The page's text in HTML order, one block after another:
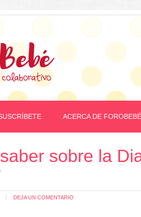
ACERCA DE FOROBEBÉ
sobre la
DEJA UN COMENTARIO